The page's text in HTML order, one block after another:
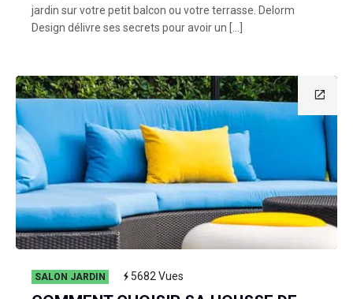
jardin sur votre petit balcon ou votre terrasse. Delorm
Design délivre ses secrets pour avoir un […]
SALON JARDIN 5682 Vues